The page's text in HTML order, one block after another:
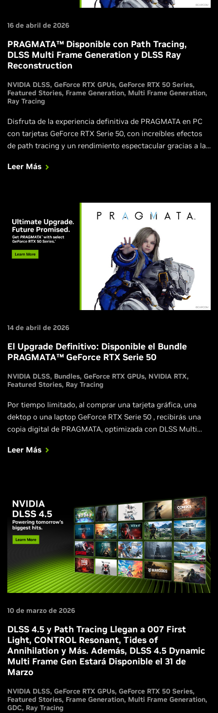
16 de abril de 2026
PRAGMATA™ Disponible con Path Tracing,
DLSS Multi Frame Generation y DLSS Ray
Reconstruction
NVIDIA DLSS GeForce RTX GPUs GeForce RTX 50 Series
Featured Stories Frame Generation Multi Frame Generation
Ray Tracing
Disfruta de la experiencia definitiva de PRAGMATA en PC
con tarjetas GeForce RTX Serie 50, con increíbles efectos
de path tracing y un rendimiento espectacular gracias a la
Leer Más
14 de abril de 2026
El Upgrade Definitivo: Disponible el Bundle
PRAGMATA™ GeForce RTX Serie 50
NVIDIA DLSS Bundles GeForce RTX GPUs NVIDIA RTX
Featured Stories Ray Tracing
Por tiempo limitado, al comprar una tarjeta gráfica, una
dektop o una laptop GeForce RTX Serie 50 , recibirás una
copia digital de PRAGMATA, optimizada con DLSS Multi
y path tracing.
Leer Más
10 de marzo de 2026
DLSS 4.5 y Path Tracing Llegan a 007 First
Light, CONTROL Resonant, Tides of
Annihilation y Más. Además, DLSS 4.5 Dynamic
Multi Frame Gen Estará Disponible el 31 de
Marzo
NVIDIA DLSS GeForce RTX GPUs GeForce RTX 50 Series
Featured Stories Frame Generation Multi Frame Generation
GDC Ray Tracing